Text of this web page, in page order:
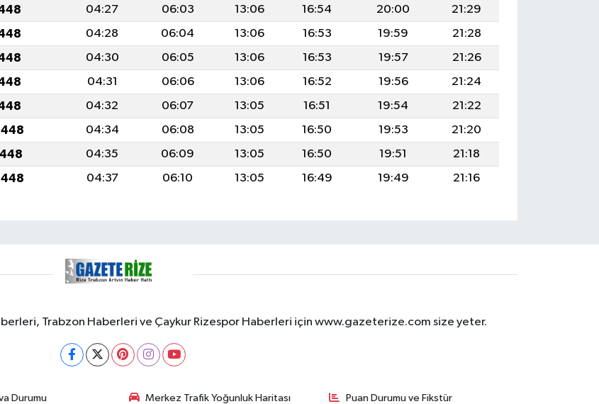
04:27 06:03 13:06 16:54 20:00
21:29
04:28 06:04 13:06 16:53 19:59
21:28
04:30 06:05 13:06 16:53 19:57
21:26
04:31 06:06 13:06 16:52 19:56
21:24
04:32 06:07 13:05 16:51 19:54
21:22
04:34 06:08 13:05 16:50 19:53
21:20
04:35 06:09 13:05 16:50 19:51
21:18
04:37 06:10 13:05 16:49 19:49 21:16
Trabzon Haberleri ve Çaykur Rizespor Haberleri için www.gazeterize.com size yeter.
Durumu Merkez Trafik Yoğunluk Haritası Puan Durumu ve Fikstür